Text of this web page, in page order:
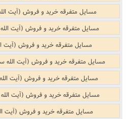
مسایل متفرقه خرید و فروش‌‌ (آیت
مسایل متفرقه خرید و فروش‌‌ (آیت
مسایل متفرقه خرید و فروش‌‌ (آیت
مسایل متفرقه خرید و فروش‌‌ (آیت
مسایل متفرقه خرید و فروش‌‌ (آیت
مسایل متفرقه خرید و فروش‌‌ (آیت
مسایل متفرقه خرید و فروش‌‌ (آیت